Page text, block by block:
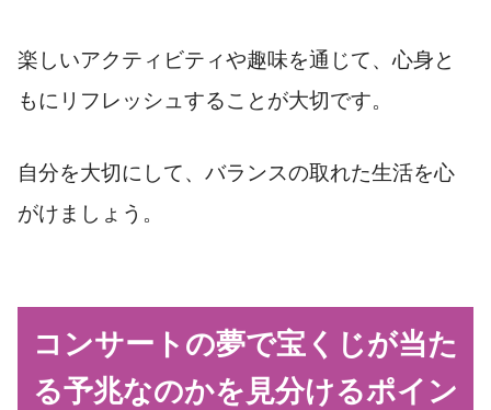
楽しいアクティビティや趣味を通じて、心身と
もにリフレッシュすることが大切です。
自分を大切にして、バランスの取れた生活を心
がけましょう。
コンサートの夢で宝くじが当た
る予兆なのかを見分けるポイン